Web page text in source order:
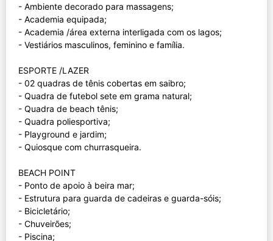
- Ambiente decorado para massagens;
- Academia equipada;
- Academia /área externa interligada com os lagos;
- Vestiários masculinos, feminino e família.
ESPORTE /LAZER
- 02 quadras de tênis cobertas em saibro;
- Quadra de futebol sete em grama natural;
- Quadra de beach tênis;
- Quadra poliesportiva;
- Playground e jardim;
- Quiosque com churrasqueira.
BEACH POINT
- Ponto de apoio à beira mar;
- Estrutura para guarda de cadeiras e guarda-sóis;
- Bicicletário;
- Chuveirões;
- Piscina;